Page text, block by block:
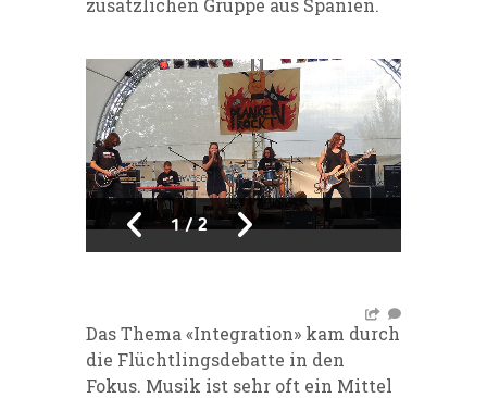
1/2
Das Thema «Integration» kam durch
die Flüchtlingsdebatte in den
Fokus. Musik ist sehr oft ein Mittel